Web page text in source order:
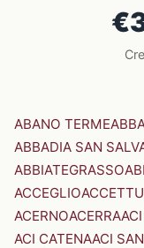
ABANO TERME
ABBADIA SAN
ABBIATEGRASSO
ACCEGLIO
ACERNOACERRA
ACI CATENAACI